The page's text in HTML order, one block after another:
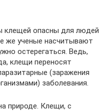
клещей опасны для людей
же ученые насчитывают
остерегаться. Ведь,
клещи переносят
(заражения
заболевания.
природе. Клещи, с